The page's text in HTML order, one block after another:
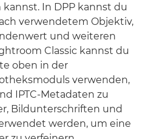
In DPP kannst du
verwendetem Objektiv,
und weiteren
Classic kannst du
oben in der
verwenden,
IPTC-Metadaten zu
Bildunterschriften und
werden, um eine